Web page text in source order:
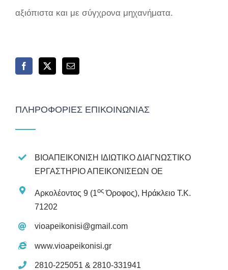
αξιόπιστα και με σύγχρονα μηχανήματα.
ΠΛΗΡΟΦΟΡΊΕΣ ΕΠΙΚΟΙΝΩΝΊΑΣ
ΒΙΟΑΠΕΙΚΟΝΙΣΗ ΙΔΙΩΤΙΚΟ ΔΙΑΓΝΩΣΤΙΚΟ
ΕΡΓΑΣΤΗΡΙΟ ΑΠΕΙΚΟΝΙΣΕΩΝ ΟΕ
Αρκολέοντος 9 (1ος Όροφος), Ηράκλειο Τ.Κ.
71202
vioapeikonisi@gmail.com
www.vioapeikonisi.gr
2810-225051 & 2810-331941